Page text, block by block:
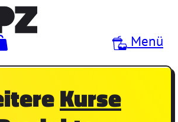
Menü
Kurse